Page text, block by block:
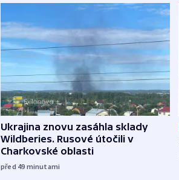
Ukrajina znovu zasáhla sklady
Wildberies. Rusové útočili v
Charkovské oblasti
před 49 minutami